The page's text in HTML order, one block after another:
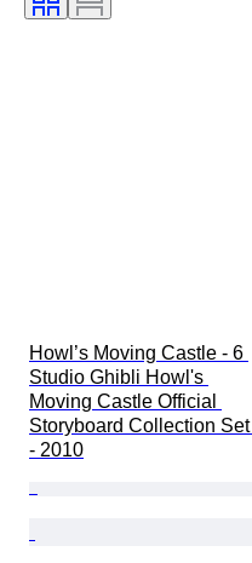
Väri
Howl’s Moving Castle - 6
Studio Ghibli Howl's
Moving Castle Official
Storyboard Collection Set
- 2010